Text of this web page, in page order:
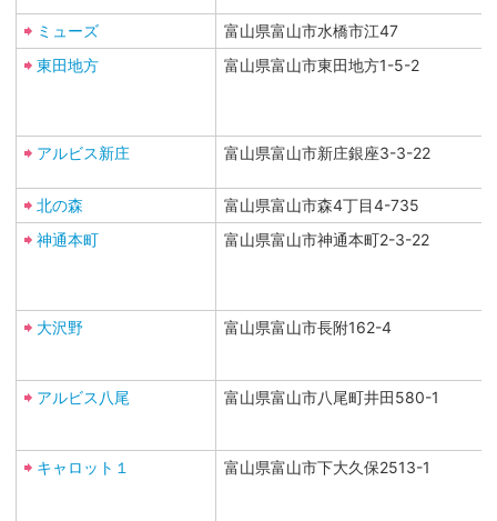
ミューズ
富山県富山市水橋市江47
東田地方
富山県富山市東田地方1-5-2
アルビス新庄 富山県富山市新庄銀座3-3-22
北の森
富山県富山市森4丁目4-735
神通本町
富山県富山市神通本町2-3-22
大沢野 富山県富山市長附162-4
アルビス八尾 富山県富山市八尾町井田580-1
キャロット１ 富山県富山市下大久保2513-1